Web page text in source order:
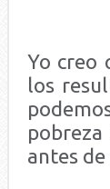
Yo creo
los
antes